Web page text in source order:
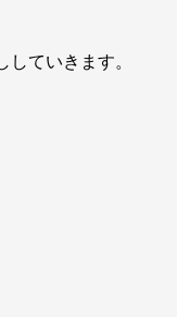
ていきます。